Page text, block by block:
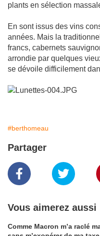
plants en sélection
En sont issus des vins
années. Mais la
francs, cabernets
arrondie par quelques
se dévoile difficilement
#berthomeau
Partager
Vous aimerez aussi
Comme Macron m’a raclé